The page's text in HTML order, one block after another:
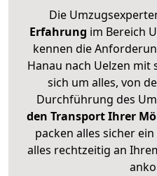
Die
Erfahrung im Bereich
kennen die
Hanau nach Uelzen
sich um alles, von
Durchführung des
den Transport Ihrer
packen alles sicher
alles rechtzeitig an